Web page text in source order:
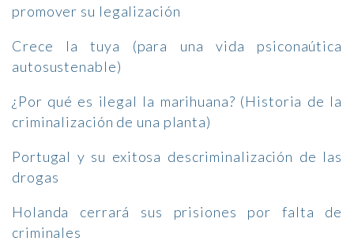
promover su legalización
Crece la tuya (para una vida psiconaútica
autosustenable)
¿Por qué es ilegal la marihuana? (Historia de la
criminalización de una planta)
Portugal y su exitosa descriminalización de las
drogas
Holanda cerrará sus prisiones por falta de
criminales